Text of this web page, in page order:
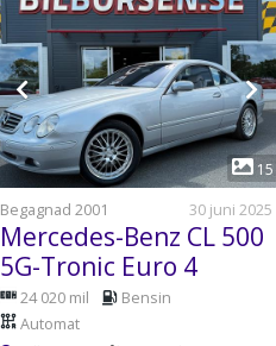
1
15
Begagnad 2001
30 juni 2025
Mercedes-Benz CL 500
5G-Tronic Euro 4
24 020 mil
Bensin
Automat